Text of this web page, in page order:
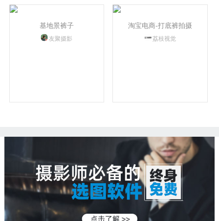
基地景裤子
友聚摄影
淘宝电商-打底裤拍摄
荔枝视觉